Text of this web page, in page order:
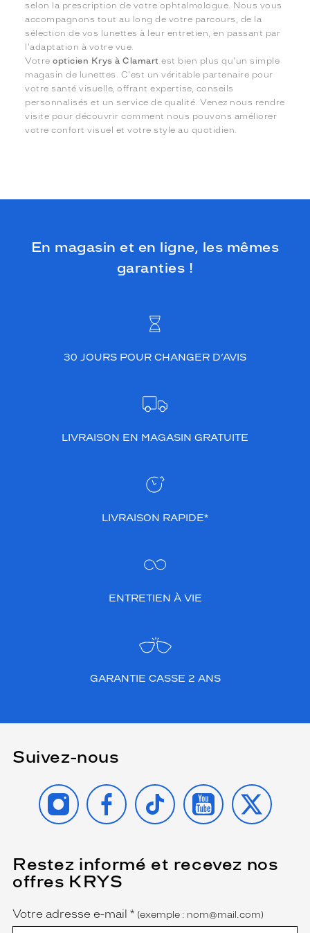
selon la prescription de votre ophtalmologue. Nous vous
accompagnons tout au long de votre parcours, de la
sélection de vos lunettes à leur entretien, en passant par
l'adaptation à votre vue.
Votreopticien Krys à Clamart est bien plus qu'un simple
magasin de lunettes. C'est un véritable partenaire pour
votre santé visuelle, offrant expertise, conseils
personnalisés et un service de qualité. Venez nous rendre
visite pour découvrir comment nous pouvons améliorer
votre confort visuel et votre style au quotidien.
En magasin et en ligne, les mêmes
garanties !
30 JOURS POUR CHANGER D’AVIS
LIVRAISON EN MAGASIN GRATUITE
LIVRAISON RAPIDE*
ENTRETIEN À VIE
GARANTIE CASSE 2 ANS
Suivez-nous
INSTAGRAMFACEBOOK
TIKTOK YOUTUBE
X
Restez informé et recevez nos
offres KRYS
Name
Votre adresse e-mail *
(Ce
champ
est
obligatoire)
(exemple : nom@mail.com)